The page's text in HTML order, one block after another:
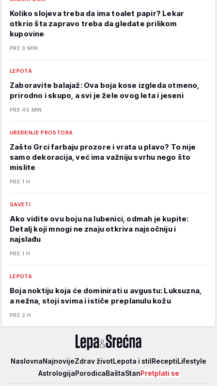
Koliko slojeva treba da ima toalet papir? Lekar
otkrio šta zapravo treba da gledate prilikom
kupovine
PRE 3 MIN
LEPOTA
Zaboravite balajaž: Ova boja kose izgleda otmeno,
prirodno i skupo, a svi je žele ovog leta i jeseni
PRE 45 MIN
UREĐENJE PROSTORA
Zašto Grci farbaju prozore i vrata u plavo? To nije
samo dekoracija, već ima važniju svrhu nego što
mislite
PRE 1 H
SAVETI
Ako vidite ovu boju na lubenici, odmah je kupite:
Detalj koji mnogi ne znaju otkriva najsočniju i
najslađu
PRE 1 H
LEPOTA
Boja noktiju koja će dominirati u avgustu: Luksuzna,
a nežna, stoji svima i ističe preplanulu kožu
PRE 2 H
Lepa
NaslovnaNajnovijeZdrav životLepota i stilReceptiLifestyle
AstrologijaPorodicaBaštaStanPretplati se